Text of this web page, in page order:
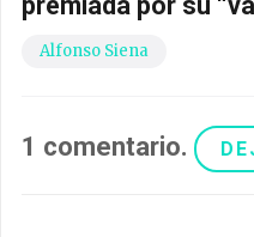
Alfonso Siena
1 comentario.